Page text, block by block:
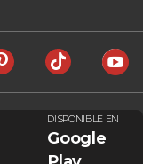
DISPONIBLE EN
Google